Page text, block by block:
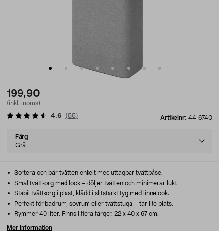
199,90
(inkl. moms)
Artikelnr: 44-6740
4.6 ( 55)
Select
variant
Färg
Grå
Sortera och bär tvätten enkelt med uttagbar tvättpåse.
Smal tvättkorg med lock – döljer tvätten och minimerar lukt.
Stabil tvättkorg i plast, klädd i slitstarkt tyg med linnelook.
Perfekt för badrum, sovrum eller tvättstuga – tar lite plats.
Rymmer 40 liter. Finns i flera färger. 22 x 40 x 67 cm.
Mer information